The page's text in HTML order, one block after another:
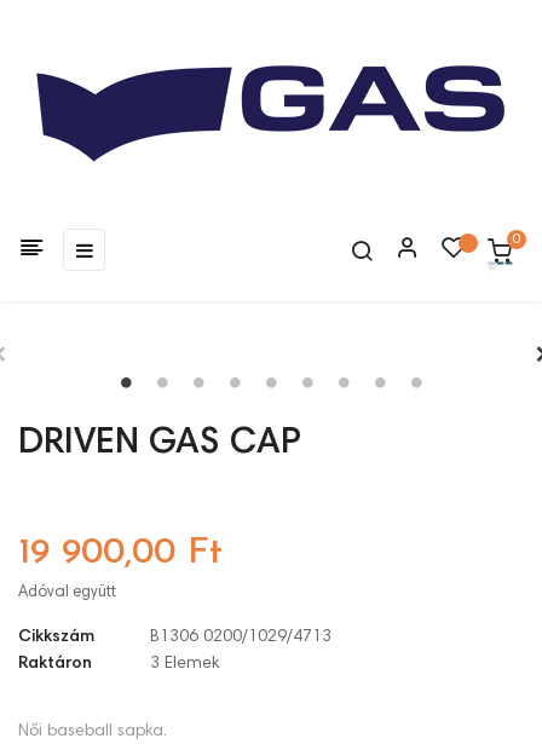
Toggle
navigation
☰ 0
DRIVEN GAS CAP
19 900,00 Ft
Adóval együtt
Cikkszám
B1306 0200/1029/4713
Raktáron
3 Elemek
Női baseball sapka.